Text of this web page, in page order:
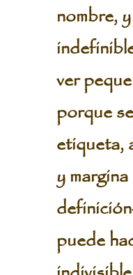
nombre,
ver
porque
etiqueta,
y
puede